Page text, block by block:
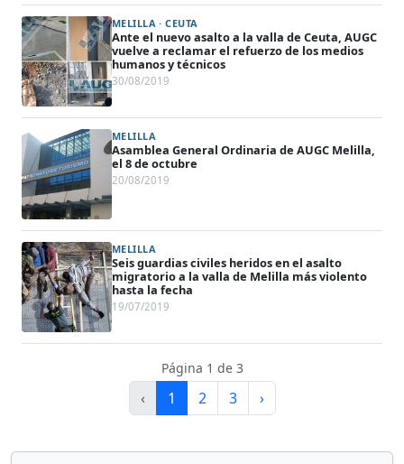
MELILLA · CEUTA
Ante el nuevo asalto a la valla de Ceuta, AUGC
vuelve a reclamar el refuerzo de los medios
humanos y técnicos
30/08/2019
MELILLA
Asamblea General Ordinaria de AUGC Melilla,
el 8 de octubre
20/08/2019
MELILLA
Seis guardias civiles heridos en el asalto
migratorio a la valla de Melilla más violento
hasta la fecha
19/07/2019
Página 1 de 3
‹ 1 2 3 ›